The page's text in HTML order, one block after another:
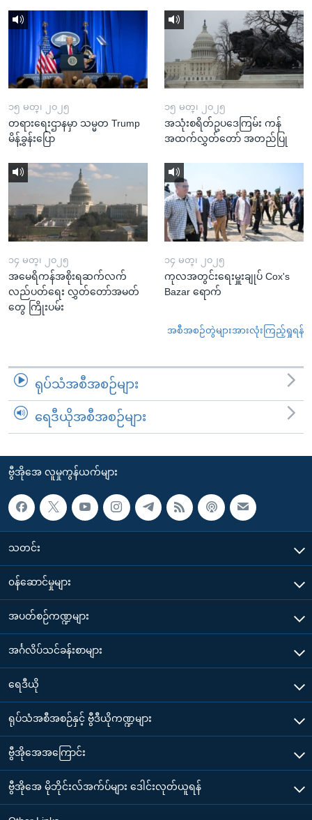
၁၅ မတ္၊ ၂၀၂၅
တရားရေးဌာနမှာ သမ္မတ Trump
မိန့်ခွန်းပြော
၁၅ မတ္၊ ၂၀၂၅
အသုံးစရိတ်ဥပဒေကြမ်း ကန်
အထက်လွှတ်တော် အတည်ပြု
၁၄ မတ္၊ ၂၀၂၅
အမေရိကန်အစိုးရဆက်လက်
လည်ပတ်ရေး လွှတ်တော်အမတ်
တွေ ကြိုးပမ်း
၁၄ မတ္၊ ၂၀၂၅
ကုလအတွင်းရေးမှူးချုပ် Cox's
Bazar ရောက်
အစီအစဉ်တွဲများအားလုံးကြည့်ရှုရန်
ရုပ်သံအစီအစဉ်များ
ရေဒီယိုအစီအစဉ်များ
ဗွီအိုအေ လူမှုကွန်ယက်များ
သတင်း
၀န်ဆောင်မှုများ
အပတ်စဉ်ကဏ္ဍများ
အင်္ဂလိပ်သင်ခန်းစာများ
ရေဒီယို
ရုပ်သံအစီအစဉ်နှင့် ဗွီဒီယိုကဏ္ဍများ
ဗွီအိုအေအကြောင်း
ဗွီအိုအေ မိုဘိုင်းလ်အက်ပ်များ ဒေါင်းလုတ်ယူရန်